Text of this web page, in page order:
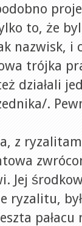
to, że
nazwisk, i
trójka
działali
.
z
Jej
ryzalitu,
pałacu